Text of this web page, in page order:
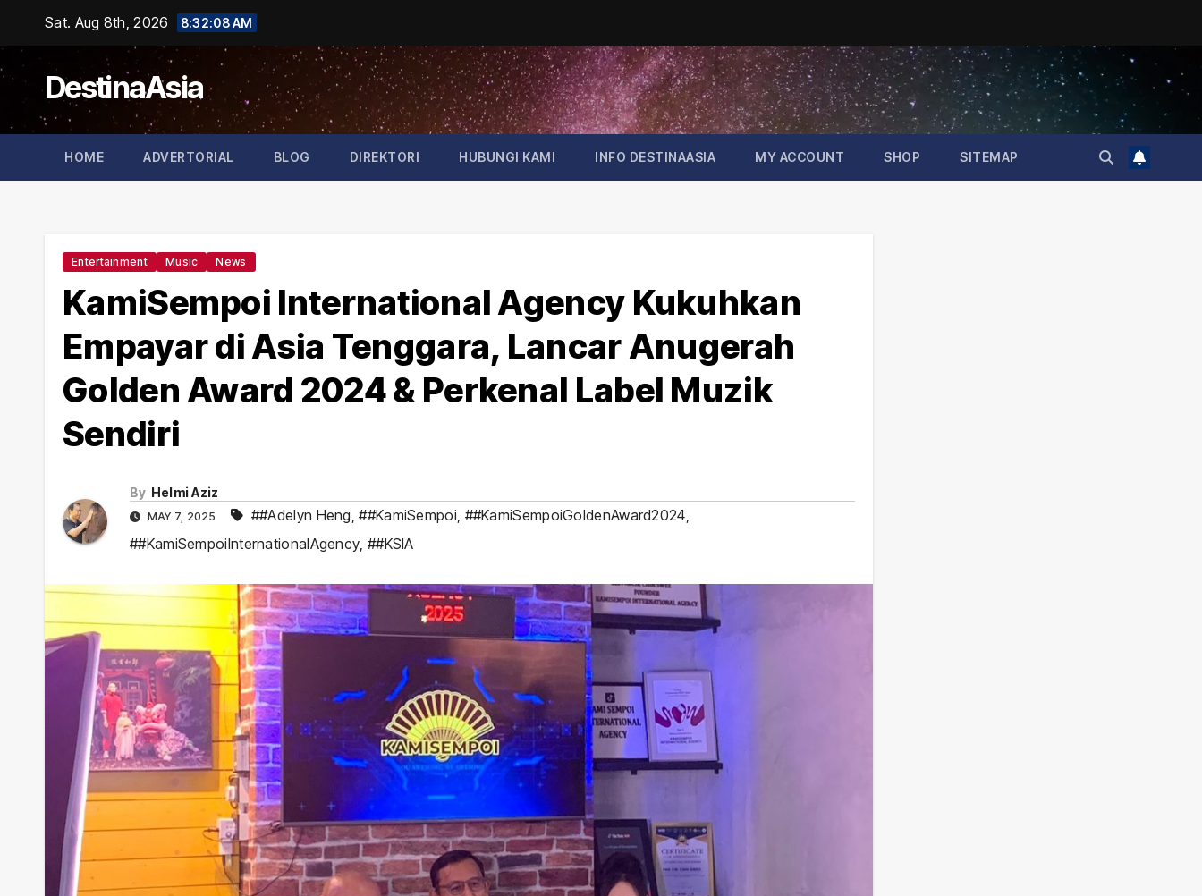
content
Sat. Aug 8th, 2026 8:32:09 AM
DestinaAsia
HOME ADVERTORIAL BLOG DIREKTORI HUBUNGI KAMI INFO DESTINAASIA MY ACCOUNT SHOP SITEMAP
Entertainment Music News
KamiSempoi International Agency Kukuhkan
Empayar di Asia Tenggara, Lancar Anugerah
Golden Award 2024 & Perkenal Label Muzik
Sendiri
By Helmi Aziz
MAY 7, 2025 ##Adelyn Heng,##KamiSempoi, ##KamiSempoiGoldenAward2024,
##KamiSempoiInternationalAgency, ##KSIA